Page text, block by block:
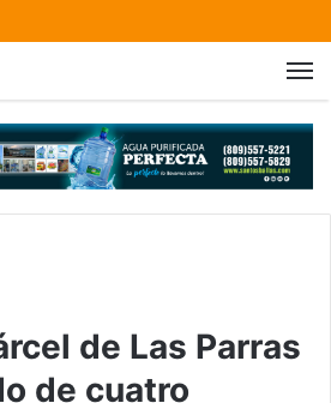
de Las Parras
de cuatro